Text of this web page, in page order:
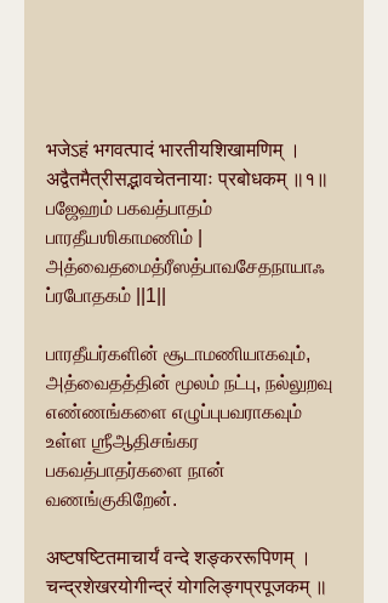
भजेऽहं भगवत्पादं भारतीयशिखामणिम् ।
अद्वैतमैत्रीसद्भावचेतनायाः प्रबोधकम् ॥१॥
பஜேஹம் பகவத்பாதம்
பாரதீயஶிகாமணிம் |
அத்வைதமைத்ரீஸத்பாவசேதநாயாஃ
ப்ரபோதகம் ||1||
பாரதீயர்களின் சூடாமணியாகவும்,
அத்வைதத்தின் மூலம் நட்பு, நல்லுறவு
எண்ணங்களை எழுப்புபவராகவும்
உள்ள ஶ்ரீஆதிசங்கர
பகவத்பாதர்களை நான்
வணங்குகிறேன்.
अष्टषष्टितमाचार्यं वन्दे शङ्कररूपिणम् ।
चन्द्रशेखरयोगीन्द्रं योगलिङ्गप्रपूजकम् ॥